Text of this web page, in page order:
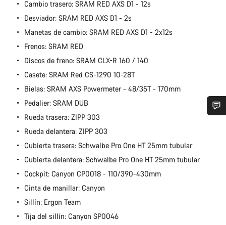
Cambio trasero: SRAM RED AXS D1 - 12s
Desviador: SRAM RED AXS D1 - 2s
Manetas de cambio: SRAM RED AXS D1 - 2x12s
Frenos: SRAM RED
Discos de freno: SRAM CLX-R 160 / 140
Casete: SRAM Red CS-1290 10-28T
Bielas: SRAM AXS Powermeter - 48/35T - 170mm
Pedalier: SRAM DUB
Rueda trasera: ZIPP 303
Rueda delantera: ZIPP 303
Cubierta trasera: Schwalbe Pro One HT 25mm tubular
Cubierta delantera: Schwalbe Pro One HT 25mm tubular
Cockpit: Canyon CP0018 - 110/390-430mm
Cinta de manillar: Canyon
Sillín: Ergon Team
Tija del sillín: Canyon SP0046
preguntas.
Cerrar